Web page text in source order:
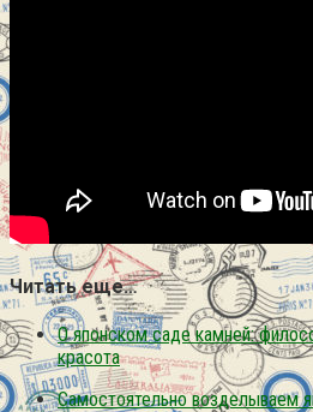
Читать еще…
О японском садe камней:
красота
Самостоятельно возделываем